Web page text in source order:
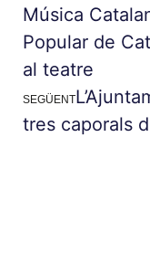
Música
Popular de
al teatre
SEGÜENT
tres caporals